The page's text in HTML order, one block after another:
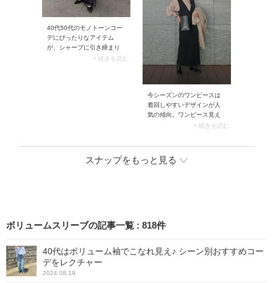
40代50代のモノトーンコー
デにぴったりなアイテム
が、シャープに引き締まり
モードな雰囲気を添える黒
り洗練された印象に。
> 続きを読む
今シーズンのワンピースは
着回しやすいデザインが人
気の傾向。ワンピース見え
して着回しやすいと「Vネッ
で多彩なコーデが楽しめる
> 続きを読む
スナップをもっと見る
ボリュームスリーブの記事一覧 : 818件
40代はボリューム袖でこなれ見え♪ シーン別おすすめコー
デをレクチャー
2024.08.19